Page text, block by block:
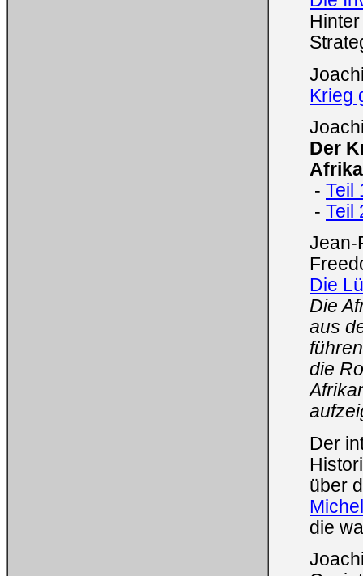
Krieg
Der
- Teil
- Teil
Jean-
Die
Die
aus
die
Der
über
die